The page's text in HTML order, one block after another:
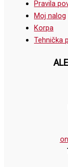
Pravila
Moj nalog
Korpa
Tehnička